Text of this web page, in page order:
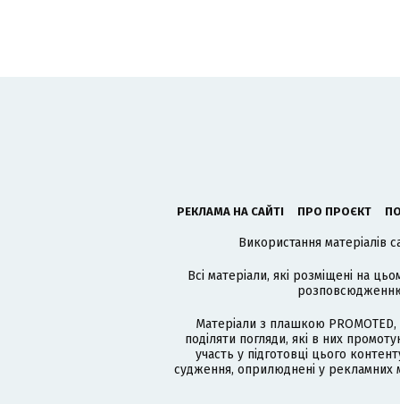
РЕКЛАМА НА САЙТІ ПРО ПРОЄКТ
Використання матеріалів
Всі матеріали, які розміщені на
розповсюдженню
Матеріали з плашкою
поділяти погляди, які в них
участь у підготовці цього
судження, оприлюднені у рекламних